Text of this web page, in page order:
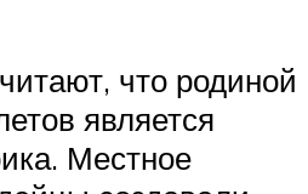
что родиной
является
Местное